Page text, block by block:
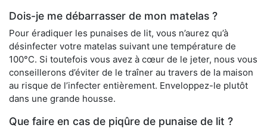
Dois-je me débarrasser de mon matelas ?
Pour éradiquer les punaises de lit, vous n’aurez qu’à
désinfecter votre matelas suivant une température de
100°C. Si toutefois vous avez à cœur de le jeter, nous vous
conseillerons d’éviter de le traîner au travers de la maison
au risque de l’infecter entièrement. Enveloppez-le plutôt
dans une grande housse.
Que faire en cas de piqûre de punaise de lit ?